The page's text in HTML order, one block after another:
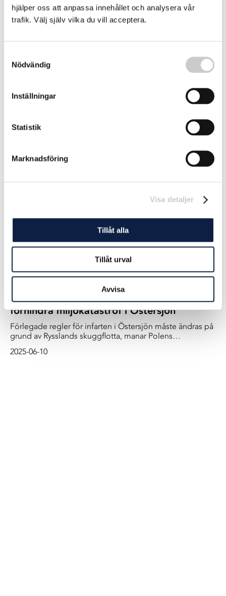
hjälper oss att anpassa innehållet och analysera vår
trafik. Välj själv vilka du vill acceptera.
Nödvändig
Inställningar
Statistik
Marknadsföring
Visa detaljer
Tillåt alla
Tillåt urval
Avvisa
Här bygger Polen vindkraft – nära Ryssland
vindkraftspark till havs, bara några sjömil bort från ryska
Kaliningrad. – Vi måste vara redo, varnar regeringen i
Polen vill förändra havslagarna för att
förhindra miljökatastrof i Östersjön
Förlegade regler för infarten i Östersjön måste ändras på
grund av Rysslands skuggflotta, manar Polens
2025-06-10